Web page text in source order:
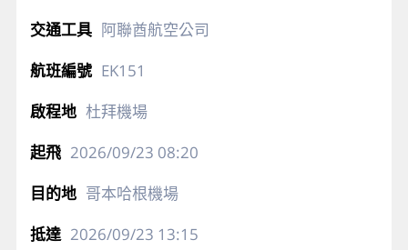
阿聯酋航空公司
EK151
杜拜機場
2026/09/23 08:20
哥本哈根機場
2026/09/23 13:15